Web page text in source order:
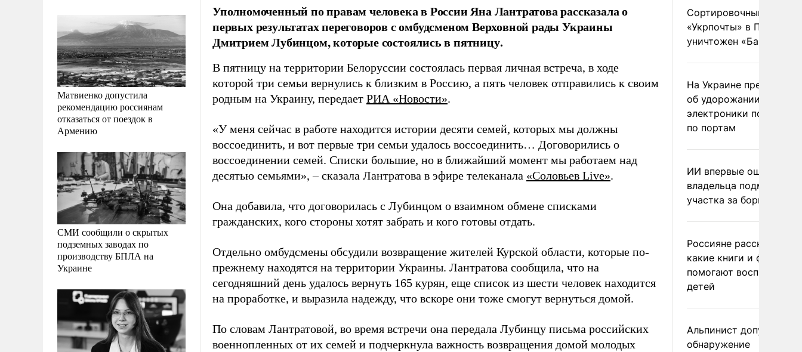
Матвиенко допустила
рекомендацию россиянам
отказаться от поездок в
Армению
СМИ сообщили о скрытых
подземных заводах по
производству БПЛА на
Украине
Уполномоченный по правам человека в России Яна Лантратова рассказала о
первых результатах переговоров с омбудсменом Верховной рады Украины
Дмитрием Лубинцом, которые состоялись в пятницу.
В пятницу на территории Белоруссии состоялась первая личная встреча, в ходе
которой три семьи вернулись к близким в Россию, а пять человек отправились к своим
родным на Украину, передает РИА «Новости».
«У меня сейчас в работе находится истории десяти семей, которых мы должны
воссоединить, и вот первые три семьи удалось воссоединить… Договорились о
воссоединении семей. Списки большие, но в ближайший момент мы работаем над
десятью семьями», – сказала Лантратова в эфире телеканала «Соловьев Live».
Она добавила, что договорилась с Лубинцом о взаимном обмене списками
гражданских, кого стороны хотят забрать и кого готовы отдать.
Отдельно омбудсмены обсудили возвращение жителей Курской области, которые по-
прежнему находятся на территории Украины. Лантратова сообщила, что на
сегодняшний день удалось вернуть 165 курян, еще список из шести человек находится
на проработке, и выразила надежду, что вскоре они тоже смогут вернуться домой.
По словам Лантратовой, во время встречи она передала Лубинцу письма российских
военнопленных от их семей и подчеркнула важность возвращения домой молодых
Сортировочный пункт
«Укрпочты» в
уничтожен
На Украине
об удорожании
электроники после
по портам
ИИ впервые
владельца
участка за борщевик
Россияне рассказали,
какие книги и фильмы
помогают воспитывать
детей
Альпинист допустил
обнаружение